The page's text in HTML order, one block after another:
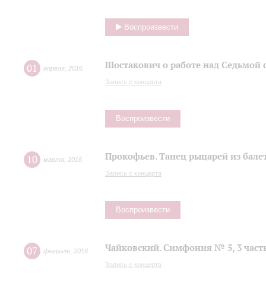
Воспроизвести
01 апреля 2016 Шостакович о работе над
Запись с концерта
Воспроизвести
10 марта 2016 Прокофьев. Танец рыцарей из
Запись с концерта
Воспроизвести
07 февраля 2016 Чайковский. Симфония № 5, 3
Запись с концерта